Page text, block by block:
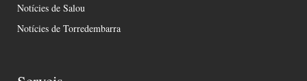
Notícies de Salou
Notícies de Torredembarra